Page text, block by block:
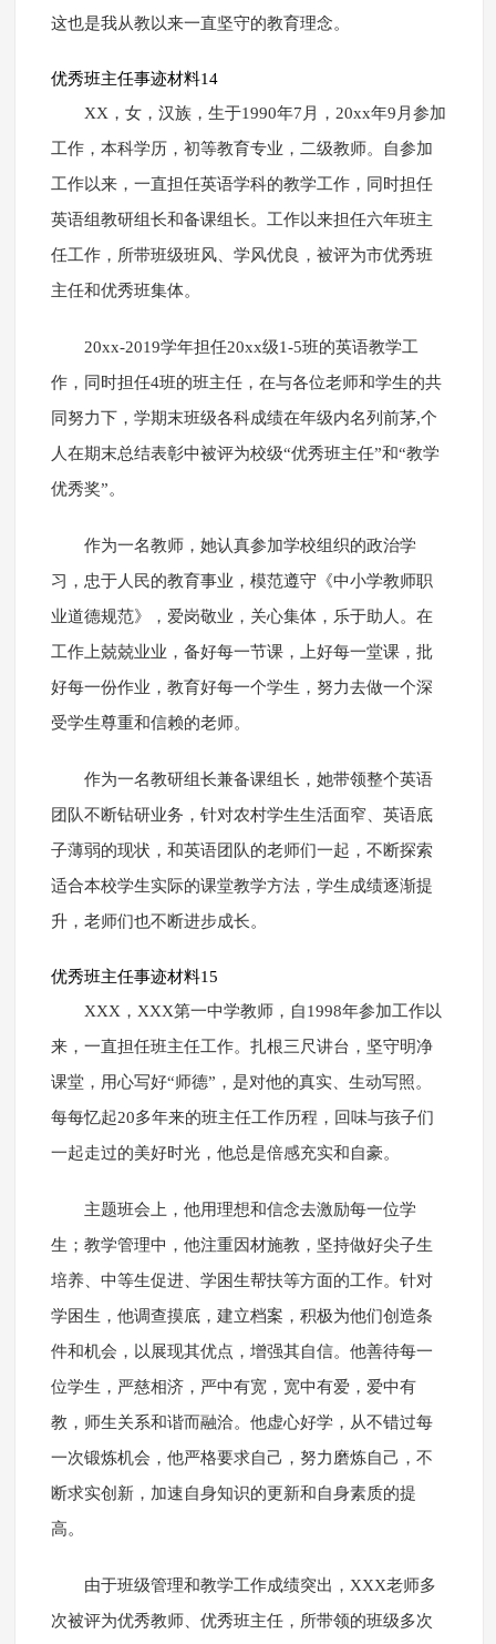
这也是我从教以来一直坚守的教育理念。
优秀班主任事迹材料14
XX，女，汉族，生于1990年7月，20xx年9月参加
工作，本科学历，初等教育专业，二级教师。自参加
工作以来，一直担任英语学科的教学工作，同时担任
英语组教研组长和备课组长。工作以来担任六年班主
任工作，所带班级班风、学风优良，被评为市优秀班
主任和优秀班集体。
20xx-2019学年担任20xx级1-5班的英语教学工
作，同时担任4班的班主任，在与各位老师和学生的共
同努力下，学期末班级各科成绩在年级内名列前茅,个
人在期末总结表彰中被评为校级“优秀班主任”和“教学
优秀奖”。
作为一名教师，她认真参加学校组织的政治学
习，忠于人民的教育事业，模范遵守《中小学教师职
业道德规范》，爱岗敬业，关心集体，乐于助人。在
工作上兢兢业业，备好每一节课，上好每一堂课，批
好每一份作业，教育好每一个学生，努力去做一个深
受学生尊重和信赖的老师。
作为一名教研组长兼备课组长，她带领整个英语
团队不断钻研业务，针对农村学生生活面窄、英语底
子薄弱的现状，和英语团队的老师们一起，不断探索
适合本校学生实际的课堂教学方法，学生成绩逐渐提
升，老师们也不断进步成长。
优秀班主任事迹材料15
XXX，XXX第一中学教师，自1998年参加工作以
来，一直担任班主任工作。扎根三尺讲台，坚守明净
课堂，用心写好“师德”，是对他的真实、生动写照。
每每忆起20多年来的班主任工作历程，回味与孩子们
一起走过的美好时光，他总是倍感充实和自豪。
主题班会上，他用理想和信念去激励每一位学
生；教学管理中，他注重因材施教，坚持做好尖子生
培养、中等生促进、学困生帮扶等方面的工作。针对
学困生，他调查摸底，建立档案，积极为他们创造条
件和机会，以展现其优点，增强其自信。他善待每一
位学生，严慈相济，严中有宽，宽中有爱，爱中有
教，师生关系和谐而融洽。他虚心好学，从不错过每
一次锻炼机会，他严格要求自己，努力磨炼自己，不
断求实创新，加速自身知识的更新和自身素质的提
高。
由于班级管理和教学工作成绩突出，XXX老师多
次被评为优秀教师、优秀班主任，所带领的班级多次